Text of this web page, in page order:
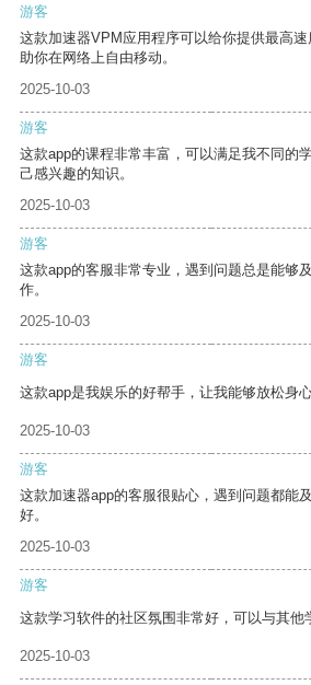
游客
这款加速器VPM应用程序可以给你提供最高
助你在网络上自由移动。
2025-10-03
游客
这款app的课程非常丰富，可以满足我不同的
己感兴趣的知识。
2025-10-03
游客
这款app的客服非常专业，遇到问题总是能够
作。
2025-10-03
游客
这款app是我娱乐的好帮手，让我能够放松身
2025-10-03
游客
这款加速器app的客服很贴心，遇到问题都能
好。
2025-10-03
游客
这款学习软件的社区氛围非常好，可以与其他
2025-10-03